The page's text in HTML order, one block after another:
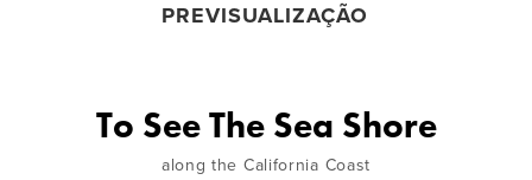
PREVISUALIZAÇÃO
To See The Sea Shore
along the California Coast